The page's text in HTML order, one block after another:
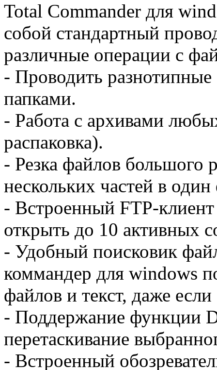
Total Commander для
собой стандартный
различные операции с
- Проводить
папками.
- Работа с архивами
распаковка).
- Резка файлов большого
нескольких частей в
- Встроенный FTP-
открыть до 10 активных
- Удобный поисковик
коммандер для windows
файлов и текст, даже
- Поддержание функции
перетаскивание
- Встроенный